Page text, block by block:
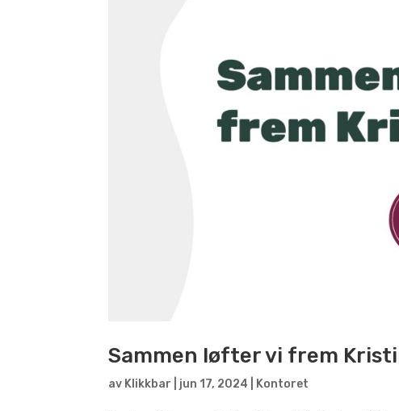
Sammen løfter vi frem
av Klikkbar jun 17, 2024 Kontoret